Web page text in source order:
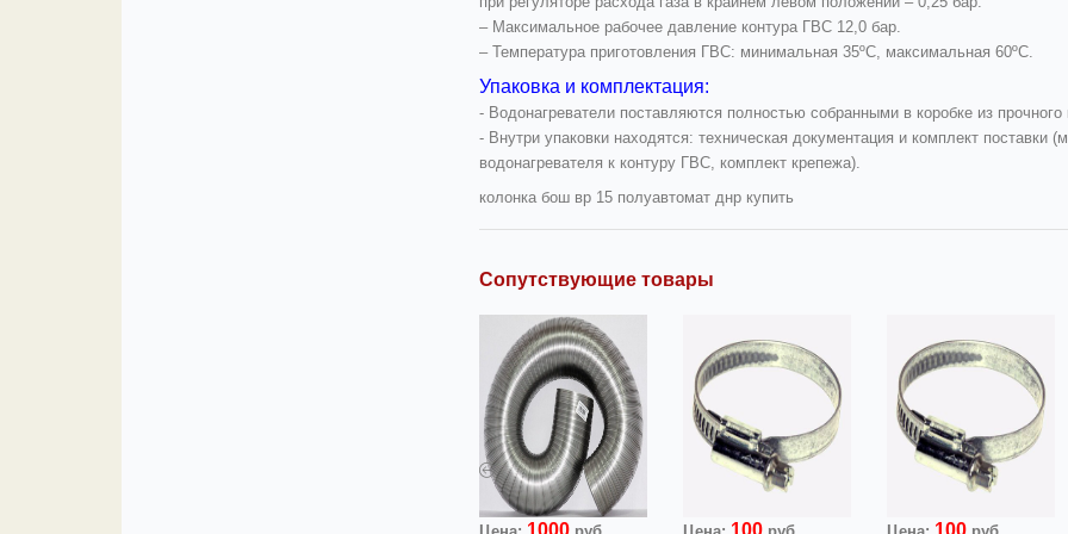
– Максимальное рабочее давление контура ГВС 12,0 бар.
– Температура приготовления ГВС: минимальная 35ºC, максимальная 60ºC.
Упаковка и комплектация:
- Водонагреватели поставляются полностью собранными в коробке из прочного
- Внутри упаковки находятся: техническая документация и комплект поставки
водонагревателя к контуру ГВС, комплект крепежа).
колонка бош вр 15 полуавтомат днр купить
Сопутствующие товары
1000 100 100